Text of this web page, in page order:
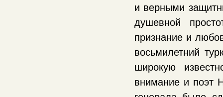
и верными
душевной
признание и
восьмилетний
широкую
внимание и поэт